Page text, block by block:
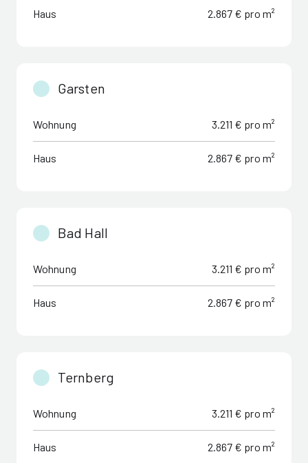
Haus 2.867 € pro m²
Garsten
Wohnung 3.211 € pro m²
Haus 2.867 € pro m²
Bad Hall
Wohnung 3.211 € pro m²
Haus 2.867 € pro m²
Ternberg
Wohnung 3.211 € pro m²
Haus 2.867 € pro m²